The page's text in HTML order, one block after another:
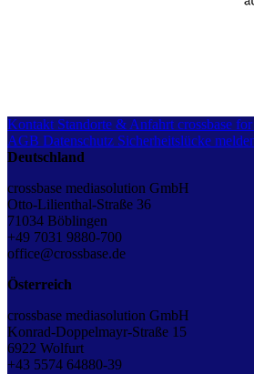
Kontakt Standorte & Anfahrt crossbase
AGB Datenschutz Sicherheitslücke
Deutschland
crossbase mediasolution GmbH
Otto-Lilienthal-Straße 36
71034 Böblingen
+49 7031 9880-700
office@crossbase.de
Österreich
crossbase mediasolution GmbH
Konrad-Doppelmayr-Straße 15
6922 Wolfurt
+43 5574 64880-39